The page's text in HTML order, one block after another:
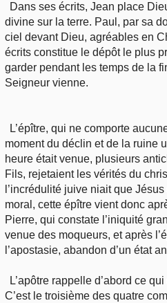
Dans ses écrits, Jean place
divine sur la terre. Paul, par sa
ciel devant Dieu, agréables en
écrits constitue le dépôt le plus
garder pendant les temps de la
Seigneur vienne.
L’épître, qui ne comporte
moment du déclin et de la ruine
heure était venue, plusieurs
Fils, rejetaient les vérités du
l’incrédulité juive niait que
moral, cette épître vient donc
Pierre, qui constate l’iniquité
venue des moqueurs, et après
l’apostasie, abandon d’un état
L’apôtre rappelle d’abord ce
C’est le troisième des quatre